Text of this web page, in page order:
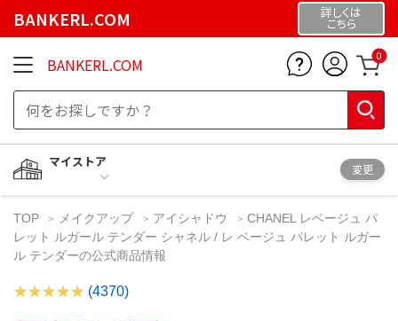
BANKERL.COM 詳しくは
こちら
BANKERL.COM 0
マイストア
変更
TOP メイクアップ アイシャドウ
CHANEL レベージュ パ
レット ルガール テンダー シャネル / レ ベージュ パレット ルガー
ル テンダーの公式商品情報
(4370)